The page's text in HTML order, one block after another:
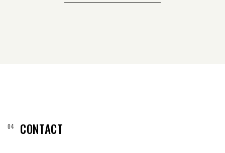
CONTACT